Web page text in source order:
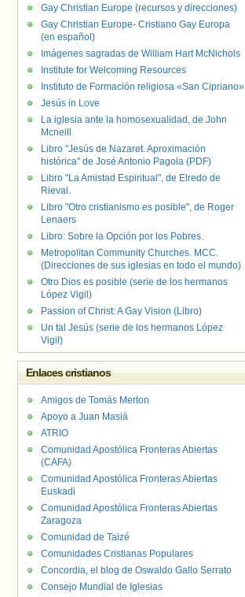
Gay Christian Europe (recursos y direcciones)
Gay Christian Europe- Cristiano Gay Europa
(en español)
Imágenes sagradas de William Hart McNichols
Institute for Welcoming Resources
Instituto de Formación religiosa «San Cipriano»
Jesús in Love
La iglesia ante la homosexualidad, de John
Mcneill
Libro "Jesús de Nazaret. Aproximación
histórica" de José Antonio Pagola (PDF)
Libro "La Amistad Espiritual", de Elredo de
Rieval.
Libro "Otro cristianismo es posible", de Roger
Lenaers
Libro: Sobre la Opción por los Pobres.
Metropolitan Community Churches. MCC.
(Direcciones de sus iglesias en todo el mundo)
Otro Dios es posible (serie de los hermanos
López Vigil)
Passion of Christ: A Gay Vision (Libro)
Un tal Jesús (serie de los hermanos López
Vigil)
Enlaces cristianos
Amigos de Tomás Merton
Apoyo a Juan Masiá
ATRIO
Comunidad Apostólica Fronteras Abiertas
(CAFA)
Comunidad Apostólica Fronteras Abiertas
Euskadi
Comunidad Apostólica Fronteras Abiertas
Zaragoza
Comunidad de Taizé
Comunidades Cristianas Populares
Concordia, el blog de Oswaldo Gallo Serrato
Consejo Mundial de Iglesias